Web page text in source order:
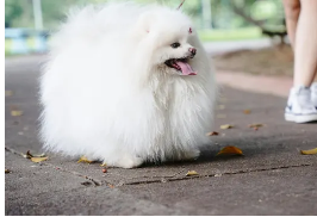
Celia de Santiago
Actualizado:24 de
Publicado: 23 de